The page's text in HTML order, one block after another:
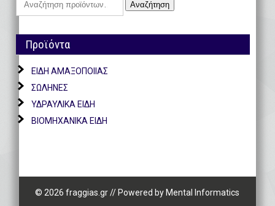
για:
Αναζήτηση
Προϊόντα
ΕΙΔΗ ΑΜΑΞΟΠΟΙΙΑΣ
ΣΩΛΗΝΕΣ
ΥΔΡΑΥΛΙΚΑ ΕΙΔΗ
ΒΙΟΜΗΧΑΝΙΚΑ ΕΙΔΗ
© 2026 fraggias.gr// Powered by Mental Informatics